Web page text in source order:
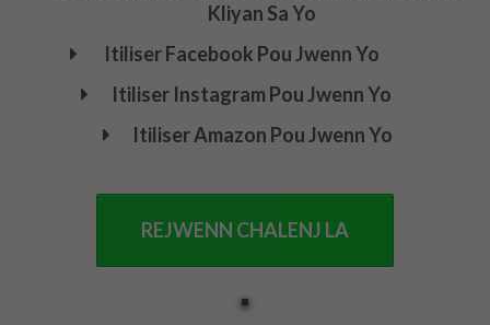
Kliyan Sa Yo
Itiliser Facebook Pou Jwenn Yo
Itiliser Instagram Pou Jwenn Yo
Itiliser Amazon Pou Jwenn Yo
REJWENN CHALENJ LA